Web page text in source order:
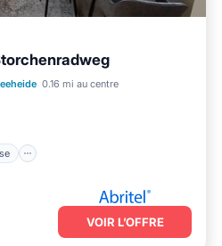
0.16 mi au centre
Terrasse
Cuisine
VOIR L’OFFRE